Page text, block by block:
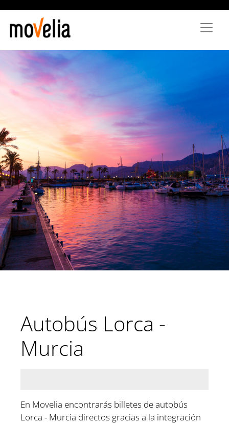
Autobús Lorca -
Murcia
En Movelia encontrarás billetes de autobús
Lorca - Murcia directos gracias a la integración